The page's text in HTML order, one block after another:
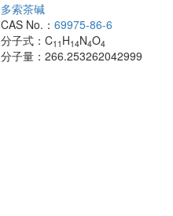
多索茶碱
CAS No.： 69975-86-6
分子式： C11 H14N4O4
分子量： 266.253262042999